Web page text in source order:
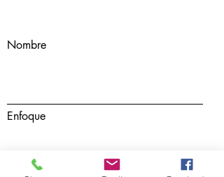
Nombre
Enfoque